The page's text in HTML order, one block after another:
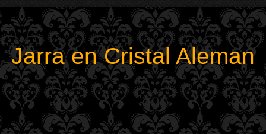
Jarra en Cristal Aleman